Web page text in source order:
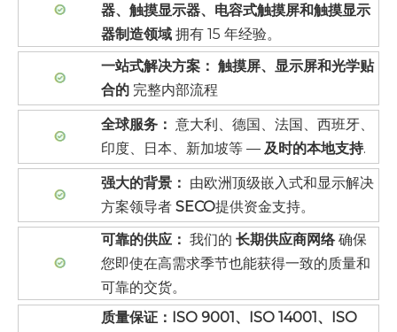
器、触摸显示器、电容式触摸屏和触摸显示
器制造领域 拥有 15 年经验。
一站式解决方案： 触摸屏、显示屏和光学贴
合的 完整内部流程
全球服务： 意大利、德国、法国、西班牙、
印度、日本、新加坡等 — 及时的本地支持.
强大的背景： 由欧洲顶级嵌入式和显示解决
方案领导者 SECO提供资金支持。
可靠的供应： 我们的 长期供应商网络确保
您即使在高需求季节也能获得一致的质量和
可靠的交货。
质量保证：ISO 9001、ISO 14001、ISO